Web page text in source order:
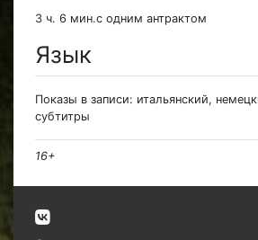
3 ч. 6 мин.с одним антрактом
Язык
Показы в записи: итальянский,
субтитры
16+